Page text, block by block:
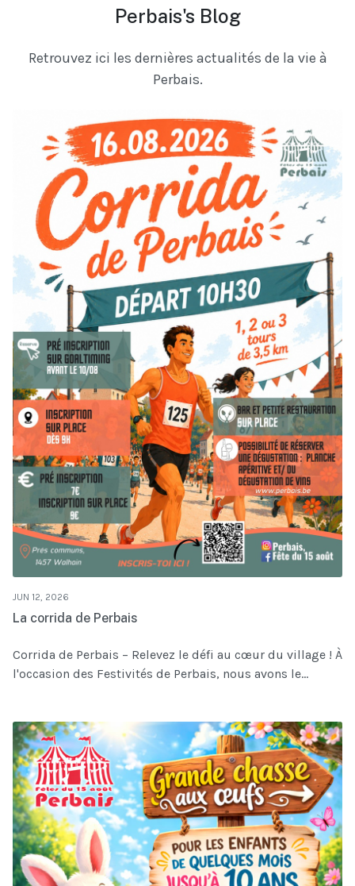
Perbais's Blog
Retrouvez ici les dernières actualités de la vie à
Perbais.
JUN 12, 2026
La corrida de Perbais
Corrida de Perbais – Relevez le défi au cœur du village ! À
l'occasion des Festivités de Perbais, nous avons le...